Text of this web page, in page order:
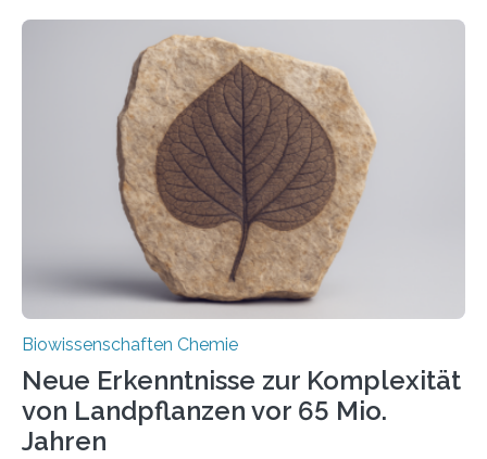
der Ruhr-Universität Bochum um Prof. Dr. Ralf Erdmann
und Dr. Ismaila Francis Yusuf hat nun einen bislang
unbekannten Qualitätskontrollmechanismus des
peroxisomalen Proteintransports in der Bäckerhefe
Saccharomyces cerevisiae entdeckt, der für die
Funktionsfähigkeit der Organellen entscheidend ist. Die
Studie wurde am 28. Oktober 2025 in der
Fachzeitschrift…
Biowissenschaften Chemie
Neue Erkenntnisse zur Komplexität
von Landpflanzen vor 65 Mio.
Jahren